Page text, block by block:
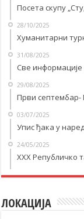
Посета скупу
28/10/2025
Хуманитарни
31/08/2025
Све
29/08/2025
Први септембар-
03/07/2025
Упис ђака у
24/05/2025
XXX Републичко
ЛОКАЦИЈА